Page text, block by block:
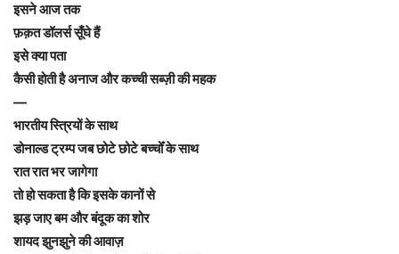
इसने आज तक
फ़क़त डॉलर्स सूँघे हैं
इसे क्या पता
कैसी होती है अनाज और कच्ची सब्ज़ी की महक
—
भारतीय स्त्रियों के साथ
डोनाल्ड ट्रम्प जब छोटे छोटे बच्चोँ के साथ
रात रात भर जागेगा
तो हो सकता है कि इसके कानों से
झड़ जाए बम और बंदूक का शोर
शायद झुनझुने की आवाज़